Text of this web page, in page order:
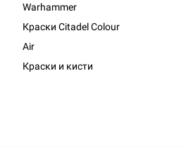
Warhammer
Краски Citadel Colour
Air
Краски и кисти
World Монстры